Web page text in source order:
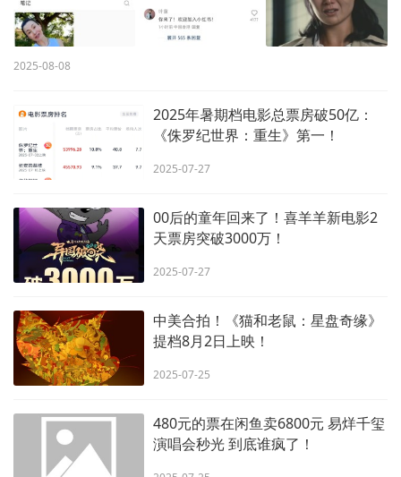
2025-08-08
2025年暑期档电影总票房破50亿：
《侏罗纪世界：重生》第一！
2025-07-27
00后的童年回来了！喜羊羊新电影2
天票房突破3000万！
2025-07-27
中美合拍！《猫和老鼠：星盘奇缘》
提档8月2日上映！
2025-07-25
480元的票在闲鱼卖6800元 易烊千玺
演唱会秒光 到底谁疯了！